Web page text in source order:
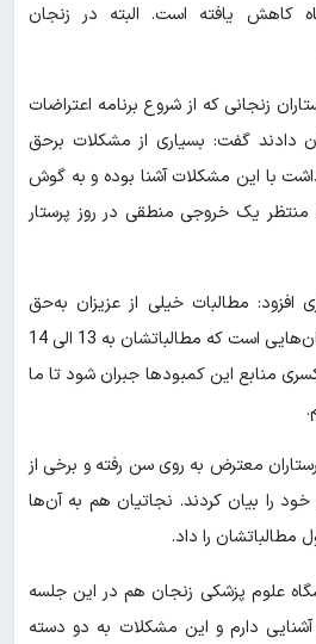
کاهش یافته است. البته در زنجان
زنجانی که از شروع برنامه اعتراضات
دادند گفت: بسیاری از مشکلات برحق
با این مشکلات آشنا بوده و به گوش
منتظر یک خروجی منطقی در روز پرستار
افزود: مطالبات خیلی از عزیزان به‌حق
است و استان زنجان جز استان‌هایی است که مطالباتشان به 13 الی 14
منابع این کمبودها جبران شود تا ما
معترض به روی سن رفته و برخی از
را بیان کردند. نجاتیان هم به آن‌ها
مطالباتشان را داد.
علوم پزشکی زنجان هم در این جلسه
دارم و این مشکلات به دو دسته